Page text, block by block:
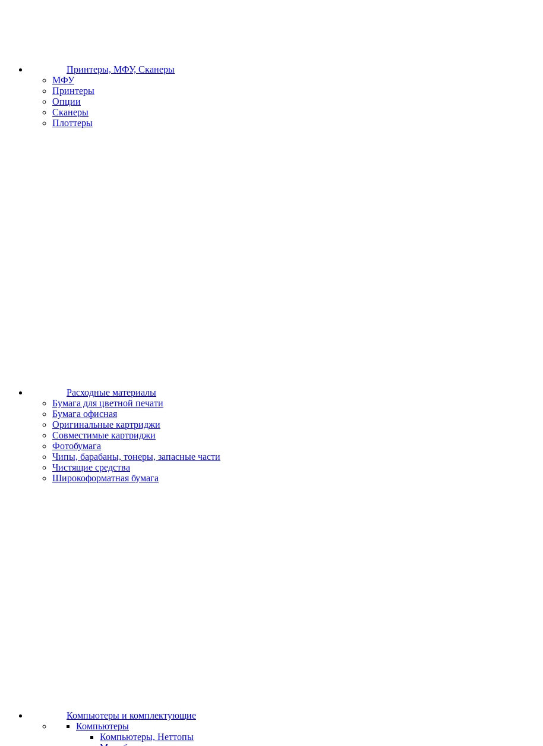
Принтеры, МФУ, Сканеры
МФУ
Принтеры
Опции
Сканеры
Плоттеры
Расходные материалы
Бумага для цветной печати
Бумага офисная
Оригинальные картриджи
Совместимые картриджи
Фотобумага
Чипы, барабаны, тонеры, запасные части
Чистящие средства
Широкоформатная бумага
Компьютеры и комплектующие
Компьютеры
Компьютеры, Неттопы